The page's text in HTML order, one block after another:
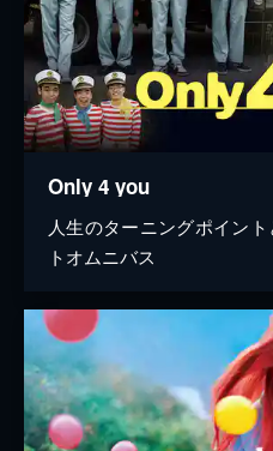
Only 4 you
人生のターニングポイン
トオムニバス